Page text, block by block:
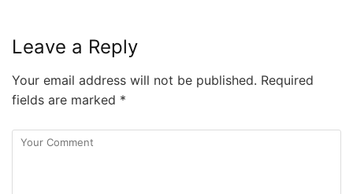
Leave a Reply
Your email address will not be published. Required
fields are marked *